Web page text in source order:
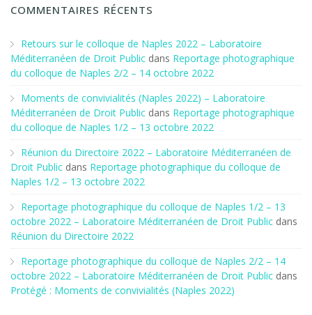
COMMENTAIRES RÉCENTS
Retours sur le colloque de Naples 2022 – Laboratoire
Méditerranéen de Droit Public dans Reportage photographique
du colloque de Naples 2/2 – 14 octobre 2022
Moments de convivialités (Naples 2022) – Laboratoire
Méditerranéen de Droit Public dans Reportage photographique
du colloque de Naples 1/2 – 13 octobre 2022
Réunion du Directoire 2022 – Laboratoire Méditerranéen de
Droit Public dans Reportage photographique du colloque de
Naples 1/2 – 13 octobre 2022
Reportage photographique du colloque de Naples 1/2 – 13
octobre 2022 – Laboratoire Méditerranéen de Droit Public dans
Réunion du Directoire 2022
Reportage photographique du colloque de Naples 2/2 – 14
octobre 2022 – Laboratoire Méditerranéen de Droit Public dans
Protégé : Moments de convivialités (Naples 2022)